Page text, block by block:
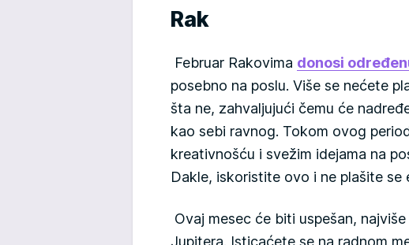
Rak
Februar Rakovima donosi
posebno na poslu. Više se nećete
šta ne, zahvaljujući čemu će
kao sebi ravnog. Tokom ovog
kreativnošću i svežim idejama na
Dakle, iskoristite ovo i ne plašite se
Ovaj mesec će biti uspešan,
Jupitera. Isticaćete se na radnom